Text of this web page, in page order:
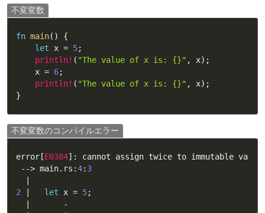
不変変数
fn main( )
{
let x = 5;
println! ( "The value of x is: {}" , x) ;
    x
= 6;
println! ( "The value of x is: {}" , x) ;
}
不変変数のコンパイルエラー
error[E0384] :
cannot assign twice to immutable
- -> main. rs :4: 3
2
let x = 5;
-